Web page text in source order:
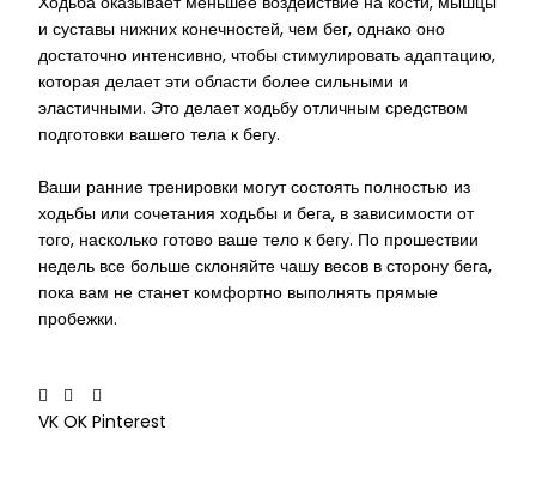
и суставы нижних конечностей, чем бег, однако оно
достаточно интенсивно, чтобы стимулировать адаптацию,
которая делает эти области более сильными и
эластичными. Это делает ходьбу отличным средством
подготовки вашего тела к бегу.
Ваши ранние тренировки могут состоять полностью из
ходьбы или сочетания ходьбы и бега, в зависимости от
того, насколько готово ваше тело к бегу. По прошествии
недель все больше склоняйте чашу весов в сторону бега,
пока вам не станет комфортно выполнять прямые
пробежки.
VK OK Pinterest